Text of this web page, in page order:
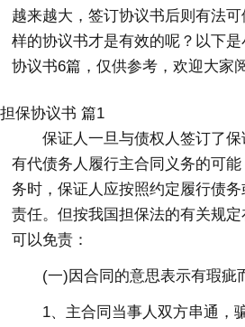
越来越大，签订协议书后则有法
样的协议书才是有效的呢？以下
协议书6篇，仅供参考，欢迎大家
担保协议书 篇1
保证人一旦与债权人签订了
有代债务人履行主合同义务的可
务时，保证人应按照约定履行债
责任。但按我国担保法的有关规
可以免责：
(一)因合同的意思表示有瑕疵
1、主合同当事人双方串通，